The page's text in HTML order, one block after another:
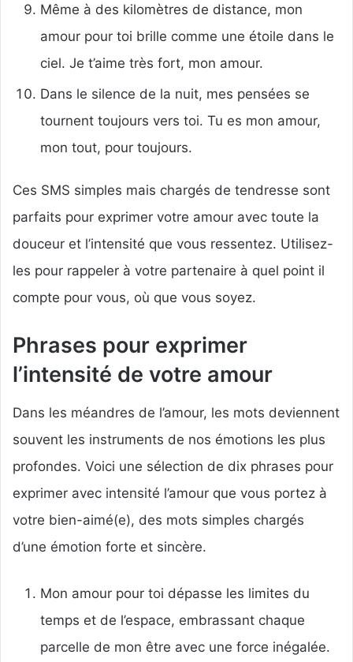
Même à des kilomètres de distance, mon
amour pour toi brille comme une étoile dans le
ciel. Je t’aime très fort, mon amour.
Dans le silence de la nuit, mes pensées se
tournent toujours vers toi. Tu es mon amour,
mon tout, pour toujours.
Ces SMS simples mais chargés de tendresse sont
parfaits pour exprimer votre amour avec toute la
douceur et l’intensité que vous ressentez. Utilisez-
les pour rappeler à votre partenaire à quel point il
compte pour vous, où que vous soyez.
Phrases pour exprimer
l’intensité de votre amour
Dans les méandres de l’amour, les mots deviennent
souvent les instruments de nos émotions les plus
profondes. Voici une sélection de dix phrases pour
exprimer avec intensité l’amour que vous portez à
votre bien-aimé(e), des mots simples chargés
d’une émotion forte et sincère.
Mon amour pour toi dépasse les limites du
temps et de l’espace, embrassant chaque
parcelle de mon être avec une force inégalée.